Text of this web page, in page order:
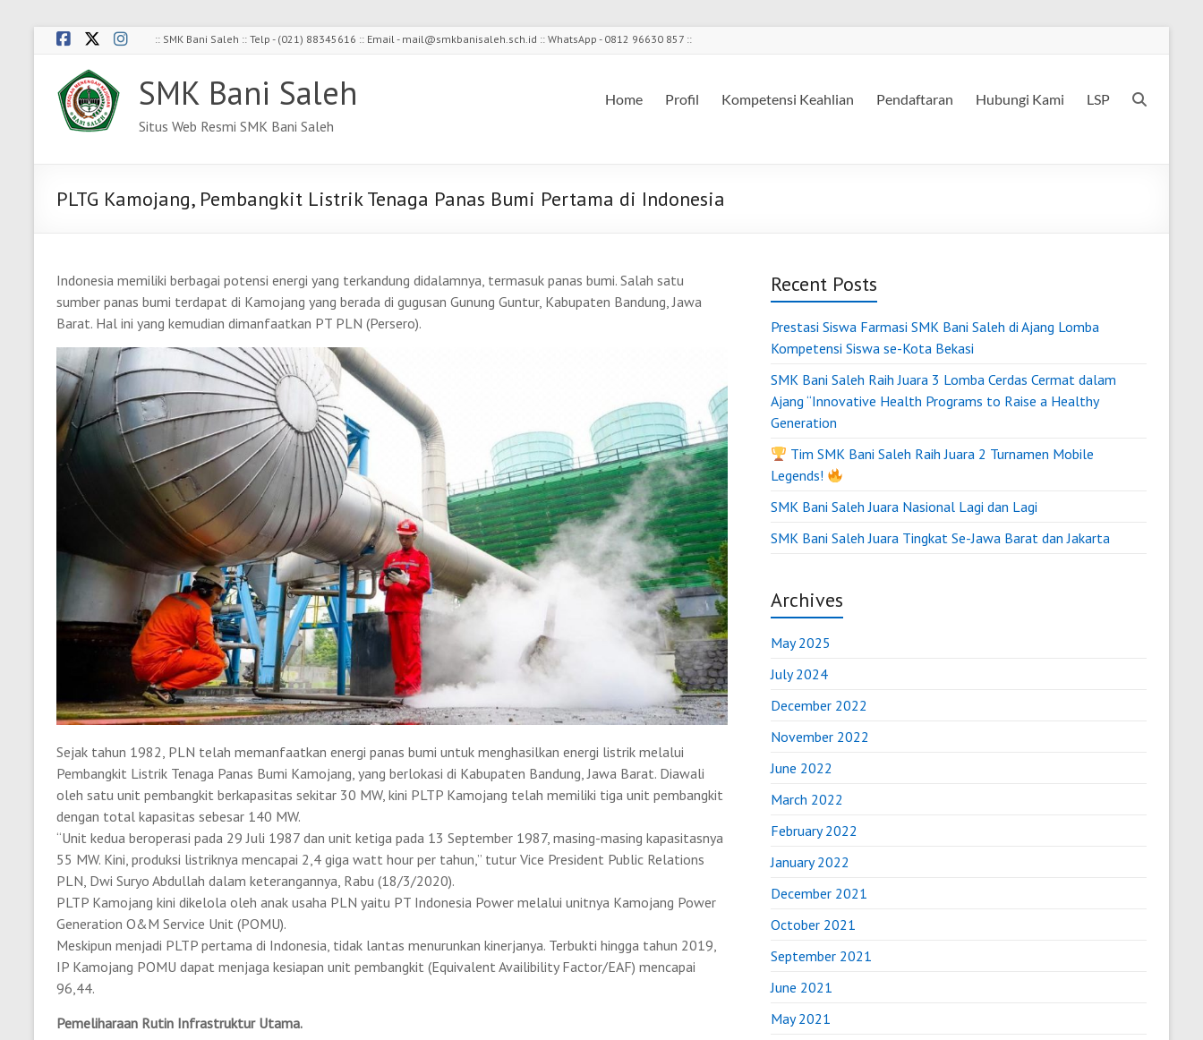
content
:: SMK Bani Saleh :: Telp - (021) 88345616 :: Email - mail@smkbanisaleh.sch.id :: WhatsApp - 0812 96630 857 ::
SMK Bani Saleh
Situs Web Resmi SMK Bani Saleh
Home Profil Kompetensi Keahlian Pendaftaran Hubungi Kami LSP
PLTG Kamojang, Pembangkit Listrik Tenaga Panas Bumi Pertama di Indonesia
Indonesia memiliki berbagai potensi energi yang terkandung didalamnya, termasuk panas bumi. Salah satu
sumber panas bumi terdapat di Kamojang yang berada di gugusan Gunung Guntur, Kabupaten Bandung, Jawa
Barat. Hal ini yang kemudian dimanfaatkan PT PLN (Persero).
Sejak tahun 1982, PLN telah memanfaatkan energi panas bumi untuk menghasilkan energi listrik melalui
Pembangkit Listrik Tenaga Panas Bumi Kamojang, yang berlokasi di Kabupaten Bandung, Jawa Barat. Diawali
oleh satu unit pembangkit berkapasitas sekitar 30 MW, kini PLTP Kamojang telah memiliki tiga unit pembangkit
dengan total kapasitas sebesar 140 MW.
“Unit kedua beroperasi pada 29 Juli 1987 dan unit ketiga pada 13 September 1987, masing-masing kapasitasnya
55 MW. Kini, produksi listriknya mencapai 2,4 giga watt hour per tahun,” tutur Vice President Public Relations
PLN, Dwi Suryo Abdullah dalam keterangannya, Rabu (18/3/2020).
PLTP Kamojang kini dikelola oleh anak usaha PLN yaitu PT Indonesia Power melalui unitnya Kamojang Power
Generation O&M Service Unit (POMU).
Meskipun menjadi PLTP pertama di Indonesia, tidak lantas menurunkan kinerjanya. Terbukti hingga tahun 2019,
IP Kamojang POMU dapat menjaga kesiapan unit pembangkit (Equivalent Availibility Factor/EAF) mencapai
96,44.
Pemeliharaan Rutin Infrastruktur Utama.
Recent Posts
Prestasi Siswa Farmasi SMK Bani Saleh di Ajang Lomba
Kompetensi Siswa se-Kota Bekasi
SMK Bani Saleh Raih Juara 3 Lomba Cerdas Cermat dalam
Ajang “Innovative Health Programs to Raise a Healthy
Generation
Tim SMK Bani Saleh Raih Juara 2 Turnamen Mobile
Legends!
SMK Bani Saleh Juara Nasional Lagi dan Lagi
SMK Bani Saleh Juara Tingkat Se-Jawa Barat dan Jakarta
Archives
May 2025
July 2024
December 2022
November 2022
June 2022
March 2022
February 2022
January 2022
December 2021
October 2021
September 2021
June 2021
May 2021